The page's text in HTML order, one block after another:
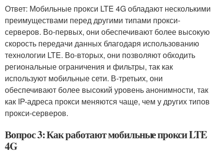
Ответ: Мобильные прокси LTE 4G обладают несколькими
преимуществами перед другими типами прокси-
серверов. Во-первых, они обеспечивают более высокую
скорость передачи данных благодаря использованию
технологии LTE. Во-вторых, они позволяют обходить
региональные ограничения и фильтры, так как
используют мобильные сети. В-третьих, они
обеспечивают более высокий уровень анонимности, так
как IP-адреса прокси меняются чаще, чем у других типов
прокси-серверов.
Вопрос 3: Как работают мобильные прокси LTE
4G